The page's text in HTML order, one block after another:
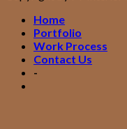
Home
Portfolio
Work Process
Contact Us
-